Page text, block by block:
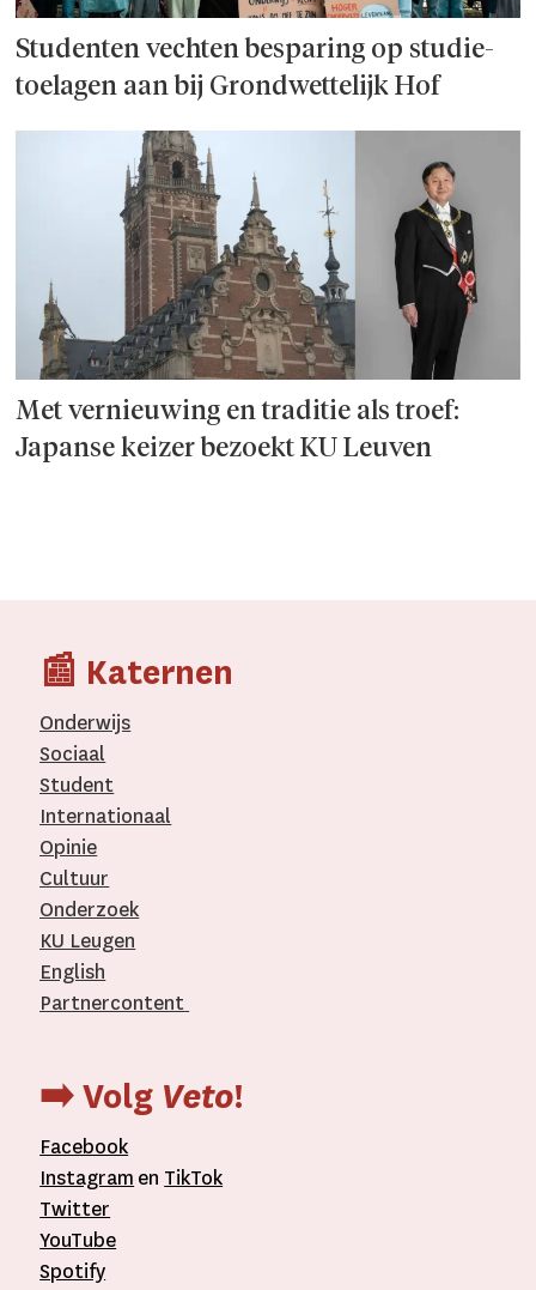
Studenten vechten besparing op studie­
toelagen aan bij Grondwettelijk Hof
Met vernieuwing en traditie als troef:
Japanse keizer bezoekt KU Leuven
📰 Katernen
Onderwijs
Sociaal
Student
Internationaal­
Opinie
Cultuur
Onderzoek
KU Leugen
English
Partnercontent
➡️ Volg Veto!
Facebook
Instagram en TikTok
Twitter
YouTube
Spotify